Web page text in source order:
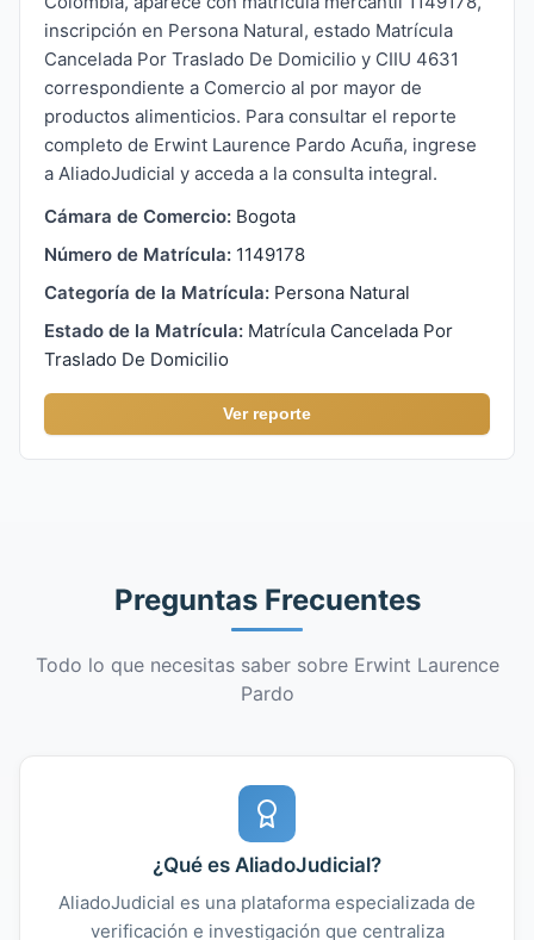
inscripción en Persona Natural, estado Matrícula
Cancelada Por Traslado De Domicilio y CIIU 4631
correspondiente a Comercio al por mayor de
productos alimenticios. Para consultar el reporte
completo de Erwint Laurence Pardo Acuña, ingrese
a AliadoJudicial y acceda a la consulta integral.
Cámara de Comercio: Bogota
Número de Matrícula: 1149178
Categoría de la Matrícula: Persona Natural
Estado de la Matrícula: Matrícula Cancelada Por
Traslado De Domicilio
Ver reporte
Preguntas Frecuentes
Todo lo que necesitas saber sobre Erwint Laurence
Pardo
¿Qué es AliadoJudicial?
AliadoJudicial es una plataforma especializada de
verificación e investigación que centraliza